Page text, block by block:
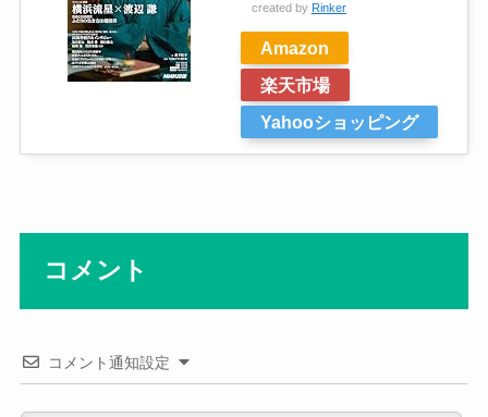
created by Rinker
Amazon
楽天市場
Yahooショッピング
コメント
コメント通知設定